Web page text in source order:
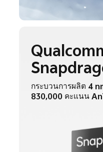
กระบวนการผลิต 4
830,000 คะแนน